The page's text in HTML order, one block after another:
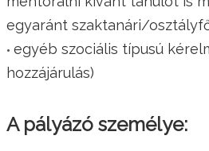
egyaránt szaktanári/
egyéb szociális típusú
hozzájárulás)
A pályázó személye: